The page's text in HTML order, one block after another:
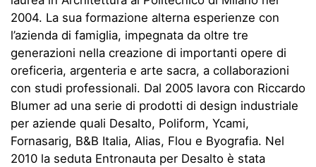
2004. La sua formazione alterna esperienze con
l’azienda di famiglia, impegnata da oltre tre
generazioni nella creazione di importanti opere di
oreficeria, argenteria e arte sacra, a collaborazioni
con studi professionali. Dal 2005 lavora con Riccardo
Blumer ad una serie di prodotti di design industriale
per aziende quali Desalto, Poliform, Ycami,
Fornasarig, B&B Italia, Alias, Flou e Byografia. Nel
2010 la seduta Entronauta per Desalto è stata